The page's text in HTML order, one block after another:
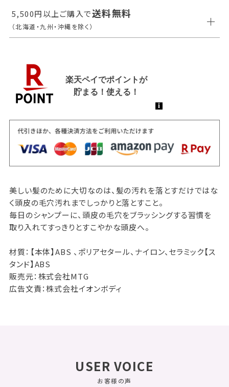
5,500円以上ご購入で送料無料
（北海道・九州・沖縄を除く）
美しい髪のために大切なのは、髪の汚れを落とすだけではな
く頭皮の毛穴汚れまでしっかりと落とすこと。
毎日のシャンプーに、頭皮の毛穴をブラッシングする習慣を
取り入れてすっきりとすこやかな頭皮へ。
材質：【本体】ABS 、ポリアセタール、ナイロン、セラミック【ス
タンド】ABS
販売元：株式会社MTG
広告文責：株式会社イオンボディ
USER VOICE
お客様の声